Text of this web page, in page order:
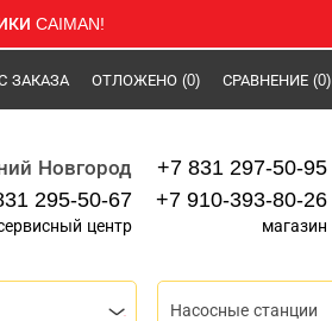
CAIMAN!
ЗАКАЗА ОТЛОЖЕНО (0) СРАВНЕНИЕ (0)
Новгород
295-50-67
центр
+7 831 297-50-95
+7 910-393-80-26
магазин
Насосные станции